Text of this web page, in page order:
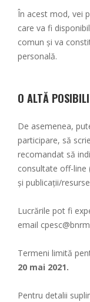
În acest mod, vei
care va fi
comun și va
personală.
O ALTĂ
De asemenea,
participare, să
recomandat să
consultate off-line
și publicații/
Lucrările pot fi
email
Termeni limită
20 mai 2021.
Pentru detalii